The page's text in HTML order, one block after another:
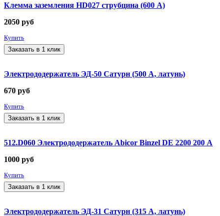
Клемма заземления HD027 струбцина (600 А)
2050 руб
Купить
Заказать в 1 клик
Электрододержатель ЭД-50 Сатурн (500 А, латунь)
670 руб
Купить
Заказать в 1 клик
512.D060 Электрододержатель Abicor Binzel DE 2200 200 А
1000 руб
Купить
Заказать в 1 клик
Электрододержатель ЭД-31 Сатурн (315 А, латунь)